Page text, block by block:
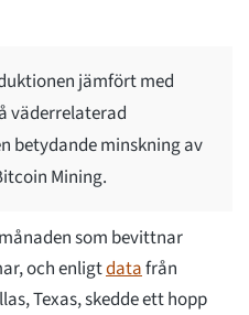
jämfört med
väderrelaterad
betydande minskning av
Mining.
som bevittnar
och enligtdatafrån
Texas, skedde ett hopp